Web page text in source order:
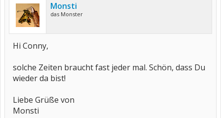
Monsti
das Monster
Hi Conny,
solche Zeiten braucht fast jeder mal. Schön, dass Du
wieder da bist!
Liebe Grüße von
Monsti